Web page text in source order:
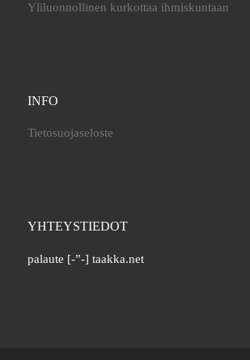
Yliluonnollinen kurkottaa ihmiskuntaan
INFO
Tietosuojaseloste
YHTEYSTIEDOT
palaute [-”-] taakka.net